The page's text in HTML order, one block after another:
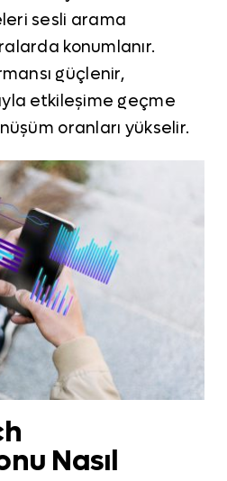
sesli arama
konumlanır.
güçlenir,
etkileşime geçme
oranları yükselir.
Nasıl